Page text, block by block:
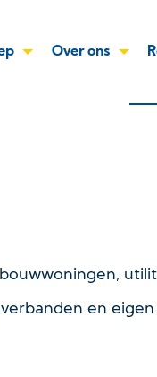
Over ons
en